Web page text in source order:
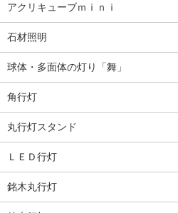
アクリキューブｍｉｎｉ
石材照明
球体・多面体の灯り「舞」
角行灯
丸行灯スタンド
ＬＥＤ行灯
銘木丸行灯